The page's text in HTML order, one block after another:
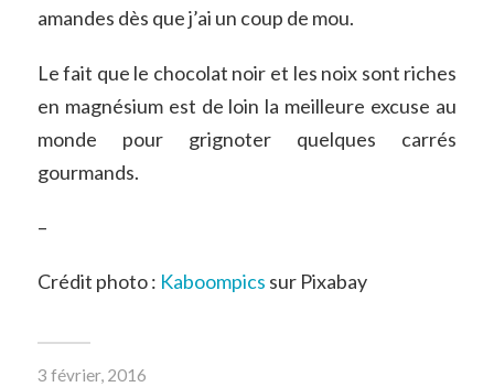
amandes dès que j’ai un coup de mou.
Le fait que le chocolat noir et les noix sont riches
en magnésium est de loin la meilleure excuse au
monde pour grignoter quelques carrés
gourmands.
–
Crédit photo : Kaboompics sur Pixabay
3 février, 2016